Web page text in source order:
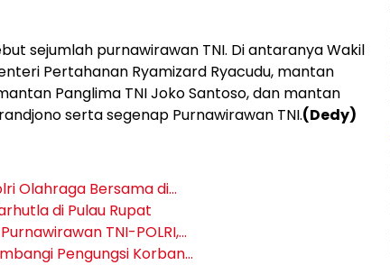
sejumlah purnawirawan TNI. Di antaranya Wakil
Pertahanan Ryamizard Ryacudu, mantan
Panglima TNI Joko Santoso, dan mantan
serta segenap Purnawirawan TNI.(Dedy)
Olahraga Bersama di…
di Pulau Rupat
TNI-POLRI,…
Pengungsi Korban…